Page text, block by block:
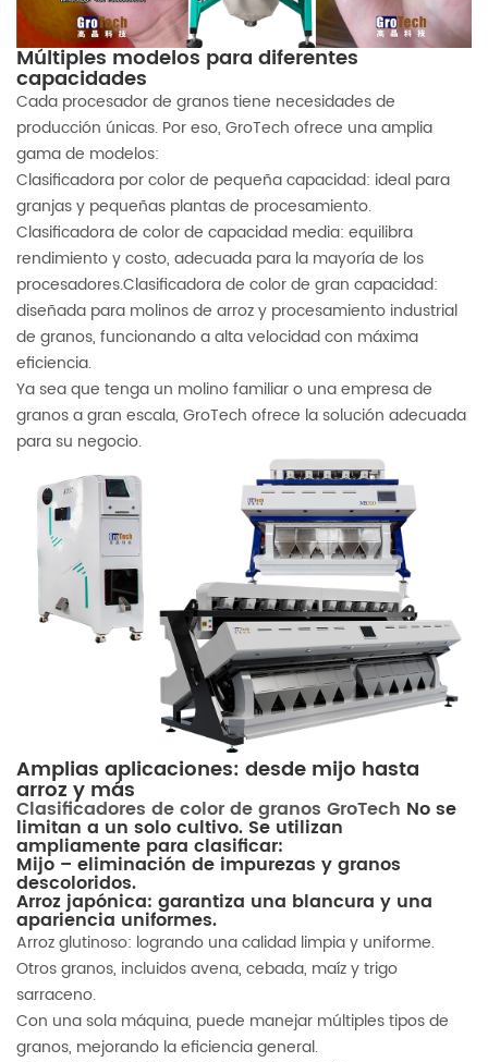
Múltiples modelos para diferentes
capacidades
Cada procesador de granos tiene necesidades de
producción únicas. Por eso, GroTech ofrece una amplia
gama de modelos:
Clasificadora por color de pequeña capacidad: ideal para
granjas y pequeñas plantas de procesamiento.
Clasificadora de color de capacidad media: equilibra
rendimiento y costo, adecuada para la mayoría de los
procesadores.Clasificadora de color de gran capacidad:
diseñada para molinos de arroz y procesamiento industrial
de granos, funcionando a alta velocidad con máxima
eficiencia.
Ya sea que tenga un molino familiar o una empresa de
granos a gran escala, GroTech ofrece la solución adecuada
para su negocio.
Amplias aplicaciones: desde mijo hasta
arroz y más
Clasificadores de color de granos GroTech No se
limitan a un solo cultivo. Se utilizan
ampliamente para clasificar:
Mijo – eliminación de impurezas y granos
descoloridos.
Arroz japónica: garantiza una blancura y una
apariencia uniformes.
Arroz glutinoso: logrando una calidad limpia y uniforme.
Otros granos, incluidos avena, cebada, maíz y trigo
sarraceno.
Con una sola máquina, puede manejar múltiples tipos de
granos, mejorando la eficiencia general.